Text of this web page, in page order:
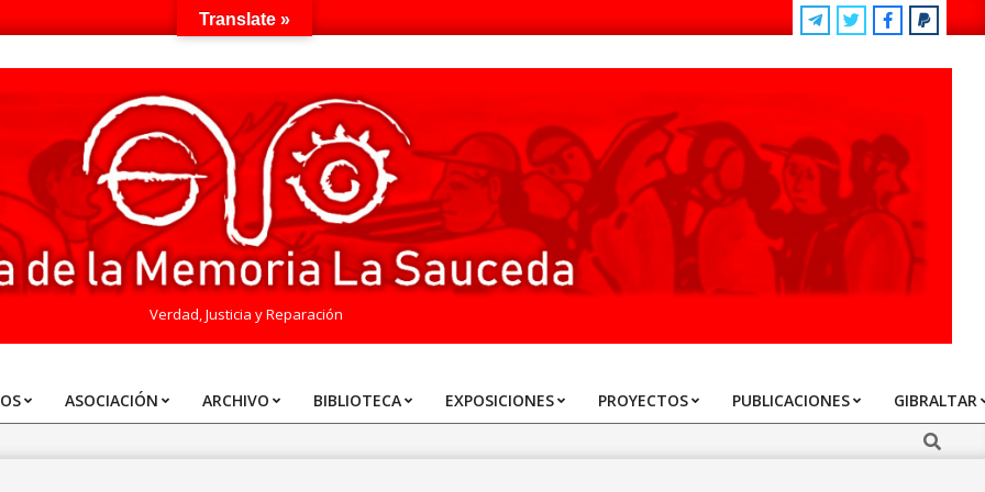
Verdad, Justicia y Reparación
ASOCIACIÓN ARCHIVO BIBLIOTECA EXPOSICIONES PROYECTOS PUBLICACIONES GIBRALTAR
Search
Translate »